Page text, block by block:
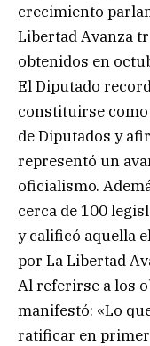
crecimiento
Libertad Avanza
obtenidos en
El Diputado
constituirse
de Diputados y
representó un
oficialismo.
cerca de 100
y calificó aquella
por La Libertad
Al referirse a los
manifestó: «Lo
ratificar en